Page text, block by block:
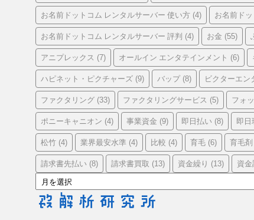
お名前ドットコム レンタルサーバー 使い方 (4) お名前ド
お名前ドットコム レンタルサーバー 評判 (4) お金 (55)
アニプレックス (7) オールイン エンタテインメント (6)
ハピネット・ピクチャーズ (9) バップ(8) ビクターエン
ファクタリング (33) ファクタリングサービス (5) フォ
ポニーキャニオン (4) 事業資金 (9) 即日払い (8) 即日
松竹 (4) 業界最安水準 (4) 比較 (4) 育毛 (6) 育毛剤
請求書先払い (8) 請求書買取 (13) 資金繰り (13) 資金
ー
カ
イ